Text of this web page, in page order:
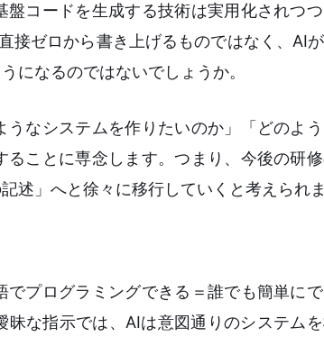
コードを生成する技術は実用化されつ
ゼロから書き上げるものではなく、AI
になるのではないでしょうか。
なシステムを作りたいのか」「どのよ
ことに専念します。つまり、今後の研
述」へと徐々に移行していくと考えられま
プログラミングできる＝誰でも簡単に
な指示では、AIは意図通りのシステム